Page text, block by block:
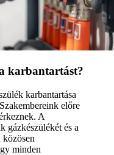
karbantartást?
karbantartása
előre
A
gázkészülékét és a
közösen
minden